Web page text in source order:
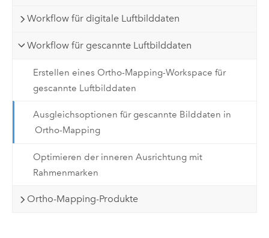
Workflow für digitale Luftbilddaten
Workflow für gescannte Luftbilddaten
Erstellen eines Ortho-Mapping-Workspace für
gescannte Luftbilddaten
Ausgleichsoptionen für gescannte Bilddaten in
Ortho-Mapping
Optimieren der inneren Ausrichtung mit
Rahmenmarken
Ortho-Mapping-Produkte